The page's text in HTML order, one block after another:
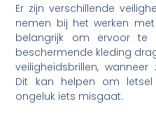
Er zijn verschillende
nemen bij het werken
belangrijk om ervoor te
beschermende kleding
veiligheidsbrillen,
Dit kan helpen om
ongeluk iets misgaat.